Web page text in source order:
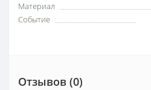
Материал
Событие
Отзывов (0)